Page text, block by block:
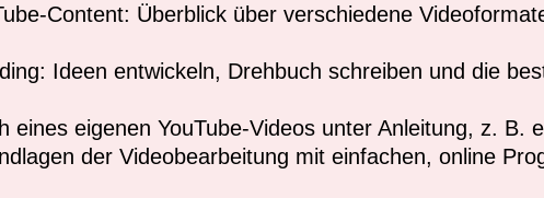
Content: Überblick über verschiedene
Ideen entwickeln, Drehbuch schreiben und die
eines eigenen YouTube-Videos unter Anleitung, z. B.
der Videobearbeitung mit einfachen, online